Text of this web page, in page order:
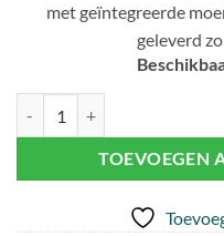
met geïntegreerde
geleverd
TOEVOEGEN